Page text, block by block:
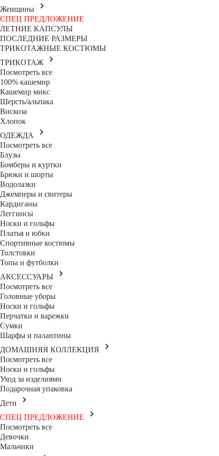
Женщины
СПЕЦ ПРЕДЛОЖЕНИЕ
ЛЕТНИЕ КАПСУЛЫ
ПОСЛЕДНИЕ РАЗМЕРЫ
ТРИКОТАЖНЫЕ КОСТЮМЫ
ТРИКОТАЖ
Посмотреть все
100% кашемир
Кашемир микс
Шерсть/альпака
Вискоза
Хлопок
ОДЕЖДА
Посмотреть все
Блузы
Бомберы и куртки
Брюки и шорты
Водолазки
Джемперы и свитеры
Кардиганы
Леггинсы
Носки и гольфы
Платья и юбки
Спортивные костюмы
Толстовки
Топы и футболки
АКСЕССУАРЫ
Посмотреть все
Головные уборы
Носки и гольфы
Перчатки и варежки
Сумки
Шарфы и палантины
ДОМАШНЯЯ КОЛЛЕКЦИЯ
Посмотреть все
Носки и гольфы
Уход за изделиями
Подарочная упаковка
Дети
СПЕЦ ПРЕДЛОЖЕНИЕ
Посмотреть все
Девочки
Мальчики